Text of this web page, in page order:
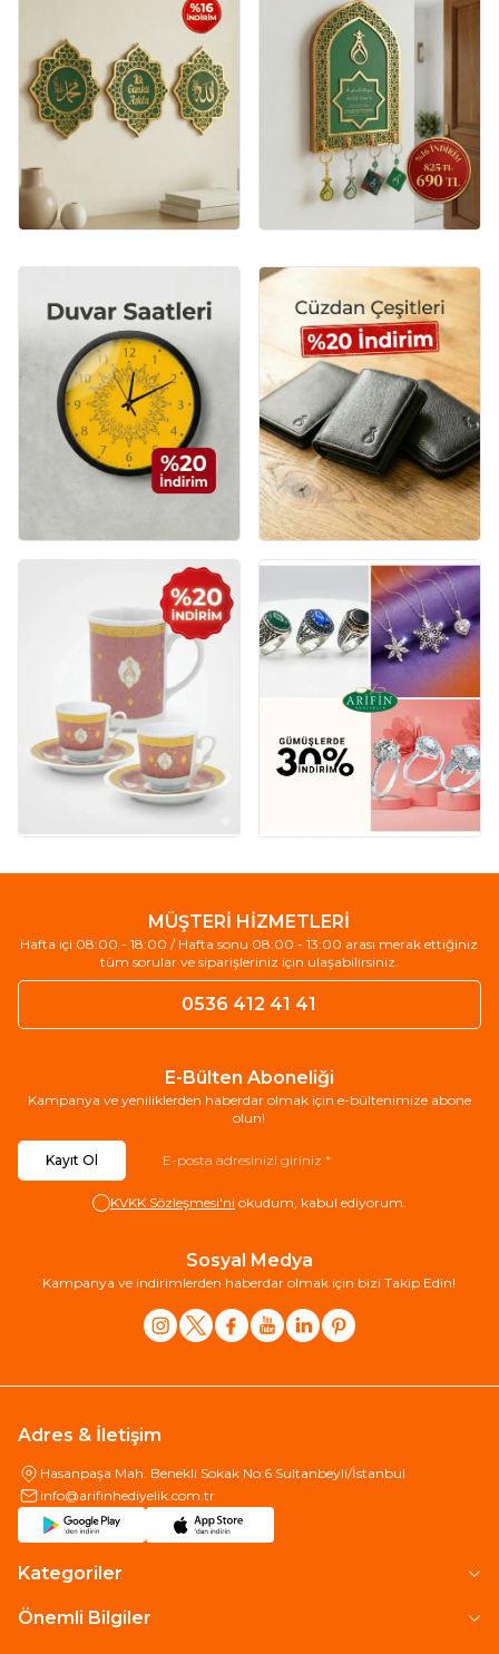
MÜŞTERİ HİZMETLERİ
Hafta içi 08:00 - 18:00 / Hafta sonu 08:00 - 13:00 arası merak ettiğiniz
tüm sorular ve siparişleriniz için ulaşabilirsiniz.
0536 412 41 41
E-Bülten Aboneliği
Kampanya ve yeniliklerden haberdar olmak için e-bültenimize abone
olun!
Kayıt Ol
KVKK Sözleşmesi'ni okudum, kabul ediyorum.
Sosyal Medya
Kampanya ve indirimlerden haberdar olmak için bizi Takip Edin!
Adres & İletişim
Hasanpaşa Mah. Benekli Sokak No:6 Sultanbeyli/İstanbul
info@arifinhediyelik.com.tr
Kategoriler
Önemli Bilgiler